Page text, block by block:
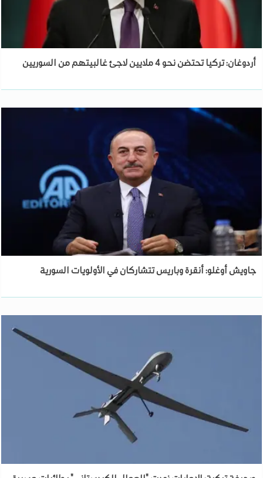
أردوغان: تركيا تحتضن نحو 4 ملايين لاجئ غالبيتهم من السوريين
جاويش أوغلو: أنقرة وباريس تتشاركان في الأولويات السورية